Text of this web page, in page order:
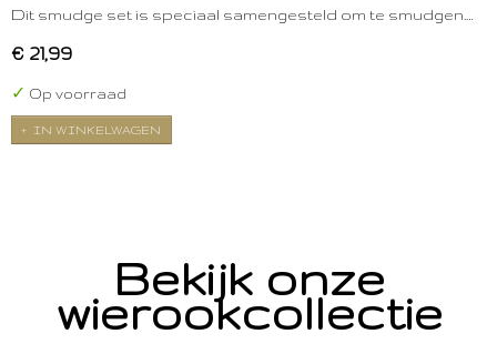
Dit smudge set is speciaal samengesteld om te smudgen.…
€ 21,99
✓ Op voorraad
IN WINKELWAGEN
Bekijk onze
wierookcollectie